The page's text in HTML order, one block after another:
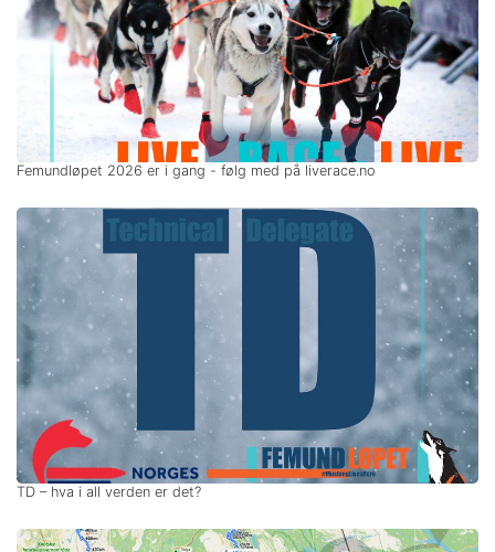
Femundløpet 2026 er i gang - følg med på liverace.no
TD – hva i all verden er det?